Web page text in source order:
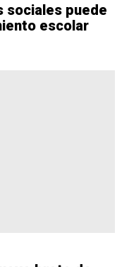
sociales puede
escolar